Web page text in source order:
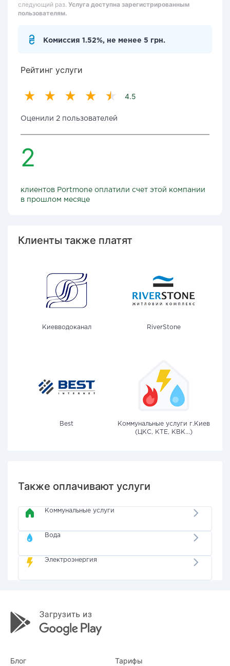
следующий раз. Услуга доступна зарегистрированным
пользователям.
Комиссия 1.52%, не менее 5 грн.
Рейтинг услуги
4.5
Оценили 2 пользователей
2
клиентов Portmone оплатили счет этой компании
в прошлом месяце
Клиенты также платят
Киевводоканал RiverStone
Best
Коммунальные услуги г.Киев
(ЦКС, КТЕ, КВК...)
Также оплачивают услуги
Коммунальные услуги
Вода
Электроэнергия
Блог Тарифы